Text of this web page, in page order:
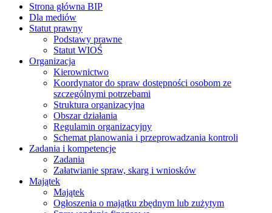
Strona główna BIP
Dla mediów
Statut prawny
Podstawy prawne
Statut WIOŚ
Organizacja
Kierownictwo
Koordynator do spraw dostępności osobom ze
szczególnymi potrzebami
Struktura organizacyjna
Obszar działania
Regulamin organizacyjny
Schemat planowania i przeprowadzania kontroli
Zadania i kompetencje
Zadania
Załatwianie spraw, skarg i wniosków
Majątek
Majątek
Ogłoszenia o majątku zbędnym lub zużytym